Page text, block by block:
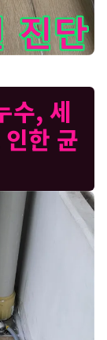
수, 세
한 균